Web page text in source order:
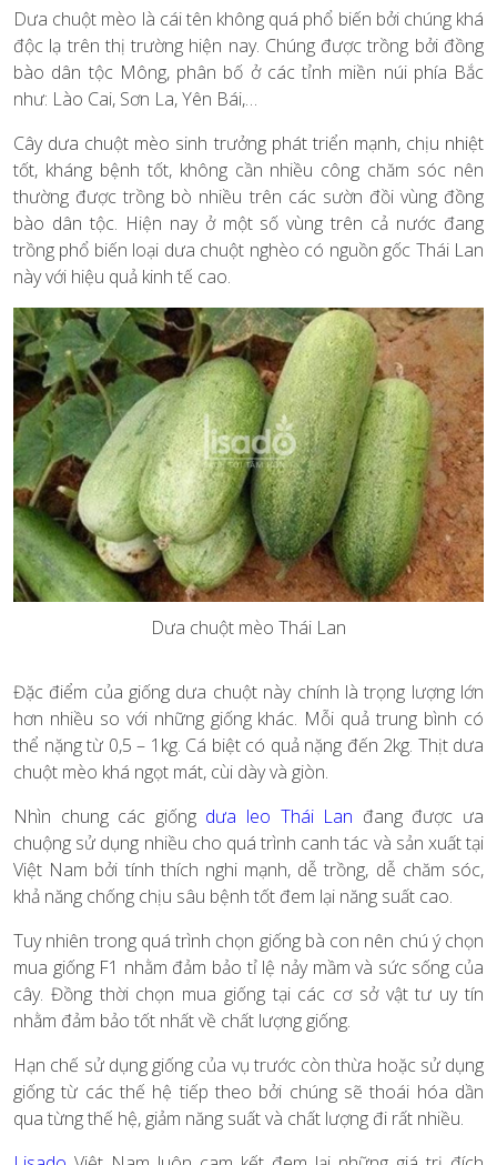
Dưa chuột mèo là cái tên không quá phổ biến bởi chúng khá
độc lạ trên thị trường hiện nay. Chúng được trồng bởi đồng
bào dân tộc Mông, phân bố ở các tỉnh miền núi phía Bắc
như: Lào Cai, Sơn La, Yên Bái,…
Cây dưa chuột mèo sinh trưởng phát triển mạnh, chịu nhiệt
tốt, kháng bệnh tốt, không cần nhiều công chăm sóc nên
thường được trồng bò nhiều trên các sườn đồi vùng đồng
bào dân tộc. Hiện nay ở một số vùng trên cả nước đang
trồng phổ biến loại dưa chuột nghèo có nguồn gốc Thái Lan
này với hiệu quả kinh tế cao.
Dưa chuột mèo Thái Lan
Đặc điểm của giống dưa chuột này chính là trọng lượng lớn
hơn nhiều so với những giống khác. Mỗi quả trung bình có
thể nặng từ 0,5 – 1kg. Cá biệt có quả nặng đến 2kg. Thịt dưa
chuột mèo khá ngọt mát, cùi dày và giòn.
Nhìn chung các giống dưa leo Thái Lan đang được ưa
chuộng sử dụng nhiều cho quá trình canh tác và sản xuất tại
Việt Nam bởi tính thích nghi mạnh, dễ trồng, dễ chăm sóc,
khả năng chống chịu sâu bệnh tốt đem lại năng suất cao.
Tuy nhiên trong quá trình chọn giống bà con nên chú ý chọn
mua giống F1 nhằm đảm bảo tỉ lệ nảy mầm và sức sống của
cây. Đồng thời chọn mua giống tại các cơ sở vật tư uy tín
nhằm đảm bảo tốt nhất về chất lượng giống.
Hạn chế sử dụng giống của vụ trước còn thừa hoặc sử dụng
giống từ các thế hệ tiếp theo bởi chúng sẽ thoái hóa dần
qua từng thế hệ, giảm năng suất và chất lượng đi rất nhiều.